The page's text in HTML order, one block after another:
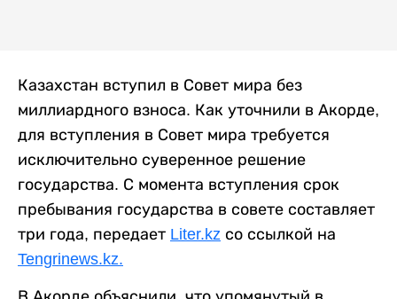
Казахстан вступил в Совет мира без
миллиардного взноса. Как уточнили в Акорде,
для вступления в Совет мира требуется
исключительно суверенное решение
государства. С момента вступления срок
пребывания государства в совете составляет
три года, передает Liter.kz со ссылкой на
Tengrinews.kz.